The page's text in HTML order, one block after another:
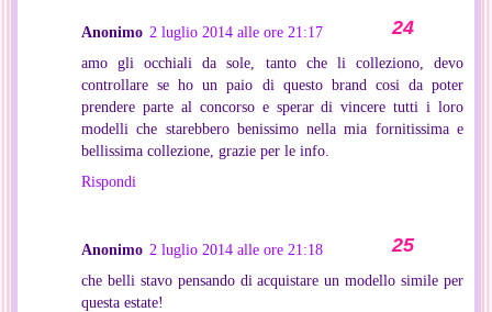
Anonimo 2 luglio 2014 alle ore 21:17
amo gli occhiali da sole, tanto che li colleziono, devo
controllare se ho un paio di questo brand cosi da poter
prendere parte al concorso e sperar di vincere tutti i loro
modelli che starebbero benissimo nella mia fornitissima e
bellissima collezione, grazie per le info.
Rispondi
Anonimo 2 luglio 2014 alle ore 21:18
che belli stavo pensando di acquistare un modello simile per
questa estate!